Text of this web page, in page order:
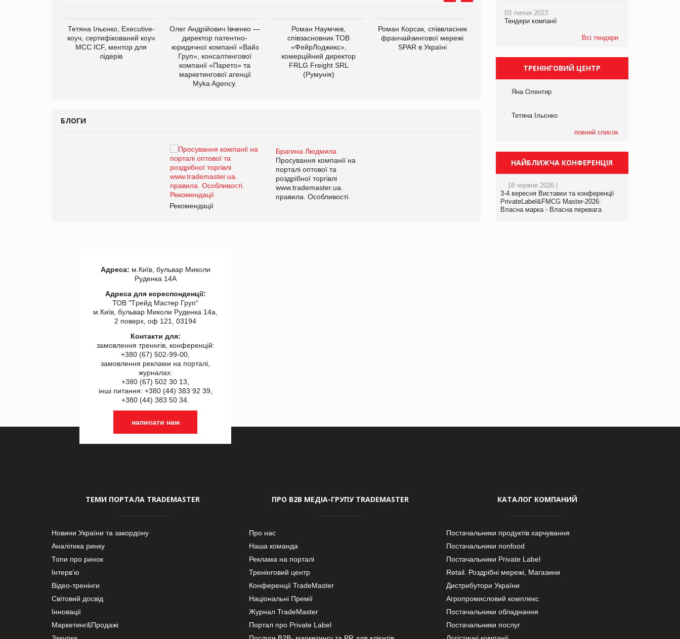
Тетяна Ільєнко, Executive-
коуч, сертифікований коуч
МСС ICF, ментор для
лідерів
Олег Андрійович Івченко —
директор патентно-
юридичної компанії «Вайз
Груп», консалтингової
компанії «Парето» та
маркетингової агенції
Myka Agency.
Роман Наумчев,
співзасновник ТОВ
«ФейрЛоджикс»,
комерційний директор
FRLG Freight SRL
(Румунія)
Роман Корсак, співвласник
франчайзингової мережі
SPAR в Україні
виробництва
компанії «УкраМарин»
БЛОГИ
Брагина Людмила
Просування компанії на
порталі оптової та
роздрібної торгівлі
www.trademaster.ua.
правила. Особливості.
Рекомендації
Брагина Людмила
Просування компанії на
www.trademaster.ua.
правила. Особливості.
03 липня 2023
Тендери компанії
Всі тендери
ТРЕНІНГОВИЙ ЦЕНТР
Яна Олентир
Тетяна Ільєнко
повний список
НАЙБЛИЖЧА КОНФЕРЕНЦІЯ
18 червня 2026 |
3-4 вересня Виставки та конференції
PrivateLabel&FMCG Master-2026:
Власна марка - Власна перевага
Адреса: м.Київ, бульвар Миколи
Руденка 14А
Адреса для кореспонденції:
ТОВ "Tрейд Мастер Груп"
м.Київ, бульвар Миколи Руденка 14а,
2 поверх, оф 121, 03194
Контакти для:
замовлення треннгів, конференцій:
+380 (67) 502-99-00,
замовлення реклами на порталі,
журналах:
+380 (67) 502 30 13,
інші питання: +380 (44) 383 92 39,
+380 (44) 383 50 34.
написати нам
ТЕМИ ПОРТАЛА TRADEMASTER
Новини України та закордону
Аналітика ринку
Топи про ринок
Інтерв’ю
Відео-тренінги
Світовий досвід
Інновації
Маркетинг&Продажі
ПРО В2В МЕДІА-ГРУПУ TRADEMASTER
Про нас
Наша команда
Реклама на порталі
Тренінговий центр
Конференції TradeMaster
Національні Премії
Журнал TradeMaster
Портал про Private Label
КАТАЛОГ КОМПАНИЙ
Постачальники продуктів харчування
Постачальники nonfood
Постачальники Private Label
Retail. Роздрібні мережі, Магазини
Дистрибутори України
Агропромисловий комплекс
Постачальники обладнання
Постачальники послуг